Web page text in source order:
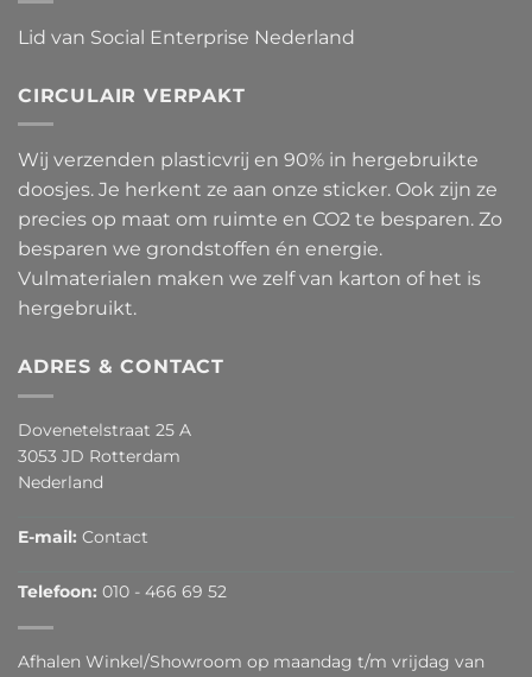
Lid van Social Enterprise Nederland
CIRCULAIR VERPAKT
Wij verzenden plasticvrij en 90% in hergebruikte
doosjes. Je herkent ze aan onze sticker. Ook zijn ze
precies op maat om ruimte en CO2 te besparen. Zo
besparen we grondstoffen én energie.
Vulmaterialen maken we zelf van karton of het is
hergebruikt.
ADRES & CONTACT
Dovenetelstraat 25 A
3053 JD Rotterdam
Nederland
E-mail: Contact
Telefoon: 010 - 466 69 52
Afhalen Winkel/Showroom op maandag t/m vrijdag van